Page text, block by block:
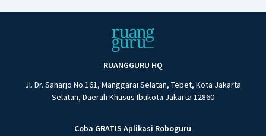
RUANGGURU HQ
Jl. Dr. Saharjo No.161, Manggarai Selatan, Tebet, Kota Jakarta
Selatan, Daerah Khusus Ibukota Jakarta 12860
Coba GRATIS Aplikasi Roboguru